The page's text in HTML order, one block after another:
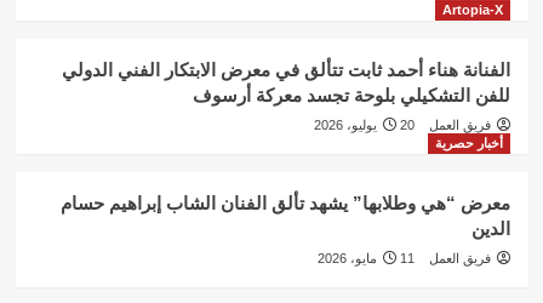
Artopia-X
الفنانة هناء أحمد ثابت تتألق في معرض الابتكار الفني الدولي
للفن التشكيلي بلوحة تجسد معركة أرسوف
فريق العمل
20 يوليو، 2026
أخبار حصرية
معرض “هي وطلابها” يشهد تألق الفنان الشاب إبراهيم حسام
الدين
فريق العمل 11 مايو، 2026